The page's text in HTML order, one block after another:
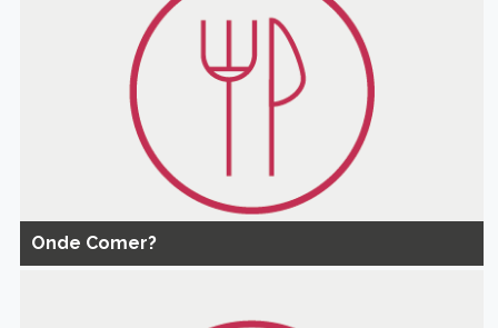
Onde Comer?